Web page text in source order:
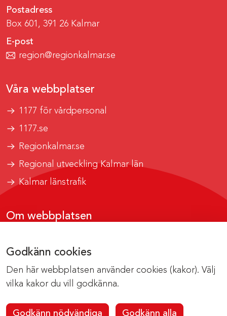
Godkänn cookies
Den här webbplatsen använder cookies (kakor). Välj
vilka kakor du vill godkänna.
Godkänn nödvändiga Godkänn alla
Postadress
Box 601, 391 26 Kalmar
E-post
region@regionkalmar.se
Våra webbplatser
1177 för vårdpersonal
1177.se
Regionkalmar.se
Regional utveckling Kalmar län
Kalmar länstrafik
Om webbplatsen
Om cookies
Kontakta webbredaktionen